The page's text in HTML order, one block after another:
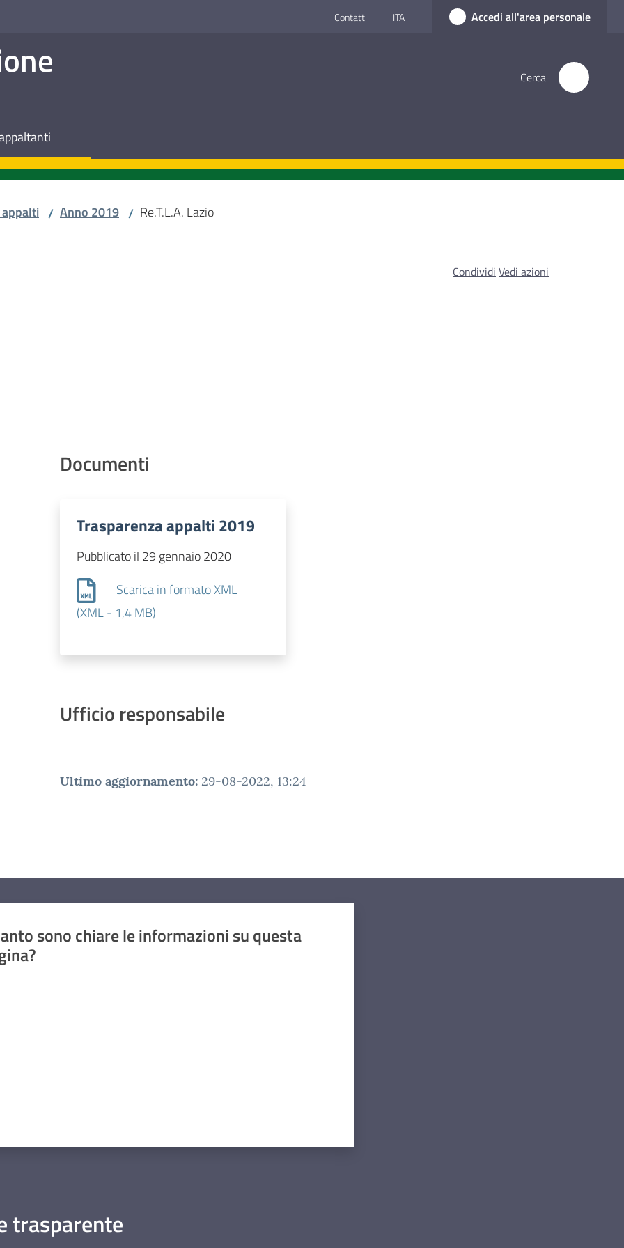
Contatti ITA Accedi all'area personale
Cerca
appalti / Anno 2019 / Re.T.L.A. Lazio
Condividi Vedi azioni
Documenti
Trasparenza appalti 2019
Pubblicato il 29 gennaio 2020
Scarica in formato XML
(XML- 1,4 MB)
Ufficio responsabile
Ultimo aggiornamento: 29-08-2022, 13:24
sono chiare le informazioni su questa
trasparente